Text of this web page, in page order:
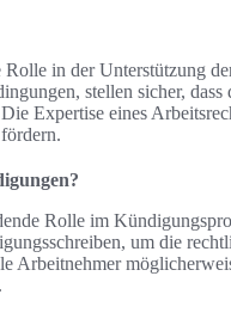
in der Unterstützung
stellen sicher, dass
Expertise eines
Rolle im
um die
Arbeitnehmer